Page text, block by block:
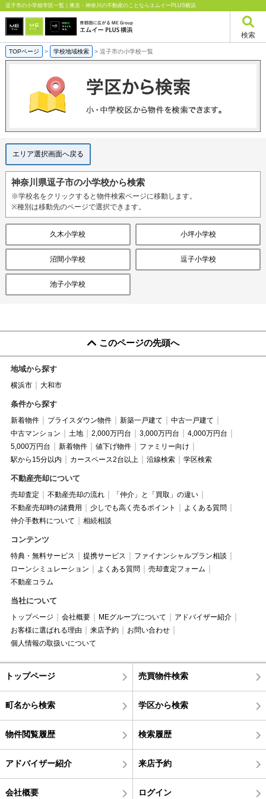
逗子市の小学校学区一覧｜東京・神奈川の不動産のことならエムイーPLUS横浜
検索
TOPページ > 学校地域検索 > 逗子市の小学校一覧
エリア選択画面へ戻る
神奈川県逗子市の小学校から検索
※学校名をクリックすると物件検索ページに移動します。
※種別は移動先のページで選択できます。
久木小学校 小坪小学校
沼間小学校 逗子小学校
池子小学校
このページの先頭へ
地域から探す
横浜市 大和市
条件から探す
新着物件 プライスダウン物件 新築一戸建て
中古一戸建て
中古マンション
土地 2,000万円台 3,000万円台
4,000万円台
5,000万円台
新着物件 値下げ物件
ファミリー向け
駅から15分以内
カースペース2台以上 沿線検索 学区検索
不動産売却について
売却査定 不動産売却の流れ
「仲介」と「買取」の違い
不動産売却時の諸費用
少しでも高く売るポイント
よくある質問
仲介手数料について
相続相談
コンテンツ
特典・無料サービス 提携サービス
ファイナンシャルプラン相談
ローンシミュレーション
よくある質問
売却査定フォーム
不動産コラム
当社について
トップページ 会社概要 MEグループについて
アドバイザー紹介
お客様に選ばれる理由
来店予約
お問い合わせ
個人情報の取扱いについて
トップページ 売買物件検索
町名から検索 学区から検索
物件閲覧履歴 検索履歴
アドバイザー紹介 来店予約
会社概要 ログイン